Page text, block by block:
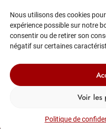
Nous utilisons des cookies
expérience possible sur notre
consentir ou de retirer son
négatif sur certaines
Voir les
Politique de
La Boutique du Cirque
Basée dans